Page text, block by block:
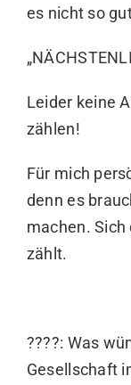
es nicht so
Leider keine
zählen!
Für mich
denn es
machen.
zählt.
????: Was
Gesellschaft